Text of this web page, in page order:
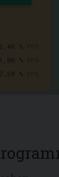
2,40 %
%
7,20 %